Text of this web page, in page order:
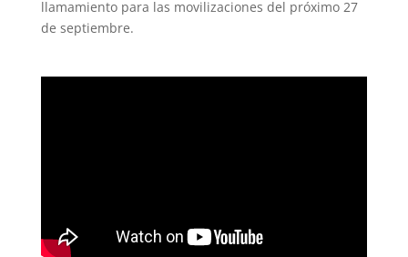
llamamiento para las movilizaciones del próximo 27
de septiembre.